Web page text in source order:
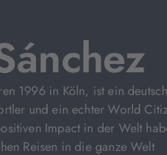
1996 in Köln, ist ein
und ein echter World
Impact in der Welt
Reisen in die ganze Welt